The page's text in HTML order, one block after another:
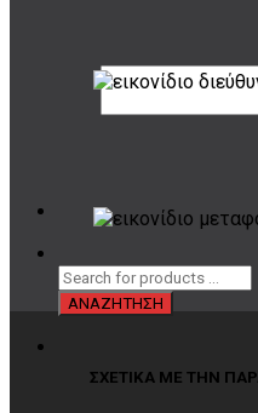
ΣΧΕΤΙΚΑ ΜΕ ΤΗΝ